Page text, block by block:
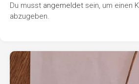
Du musst angemeldet sein, um einen
abzugeben.